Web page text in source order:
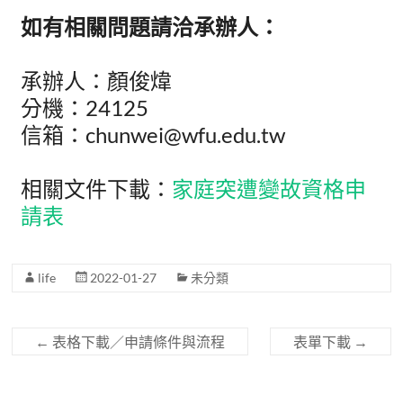
如有相關問題請洽承辦人：
承辦人：顏俊煒
分機：24125
信箱：chunwei@wfu.edu.tw
相關文件下載： 家庭突遭變故資格申
請表
life 2022-01-27 未分類
← 表格下載／申請條件與流程 表單下載 →